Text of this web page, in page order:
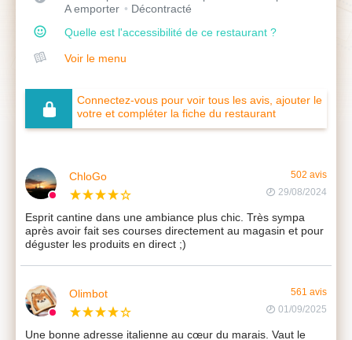
A emporter
Décontracté
Quelle est l'accessibilité de ce restaurant ?
Voir le menu
Connectez-vous pour voir tous les avis, ajouter le
votre et compléter la fiche du restaurant
ChloGo
502 avis
29/08/2024
Esprit cantine dans une ambiance plus chic. Très sympa
après avoir fait ses courses directement au magasin et pour
déguster les produits en direct ;)
Olimbot
561 avis
01/09/2025
Une bonne adresse italienne au cœur du marais. Vaut le